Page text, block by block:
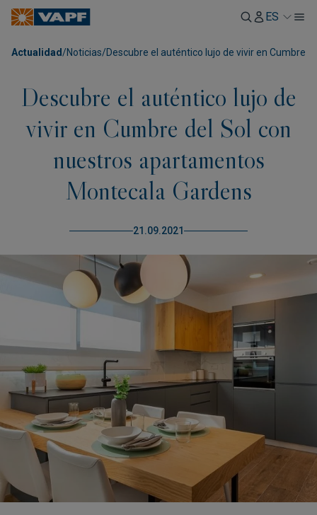
ES
Actualidad /Noticias/Descubre el auténtico lujo de vivir en Cumbre
Descubre el auténtico lujo de
vivir en Cumbre del Sol con
nuestros apartamentos
Montecala Gardens
21.09.2021